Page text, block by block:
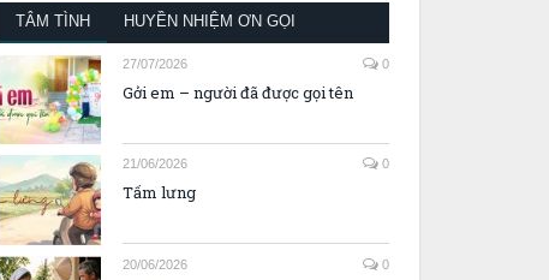
TÂM TÌNH HUYỀN NHIỆM ƠN GỌI
27/07/2026 0
Gởi em – người đã được gọi tên
21/06/2026 0
Tấm lưng
20/06/2026 0